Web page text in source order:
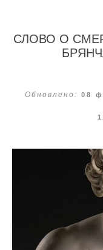
СЛОВО О
Обновлено: 08